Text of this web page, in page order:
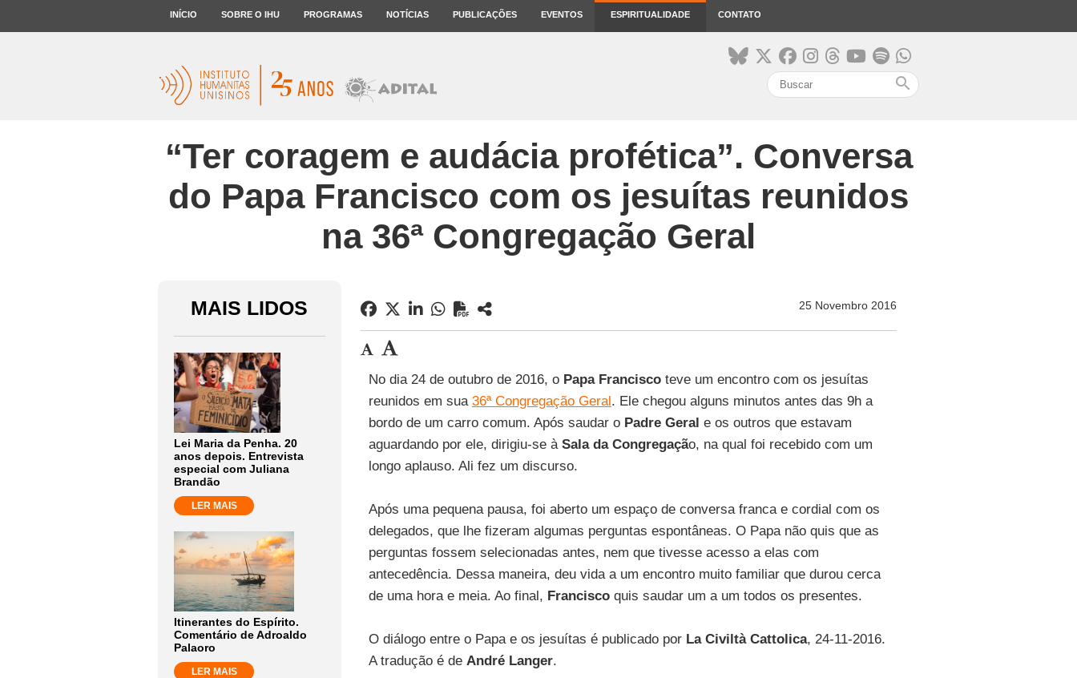
INÍCIO SOBRE O IHU PROGRAMAS NOTÍCIAS PUBLICAÇÕES EVENTOS ESPIRITUALIDADE CONTATO
search
“Ter coragem e audácia profética”. Conversa
do Papa Francisco com os jesuítas reunidos
na 36ª Congregação Geral
MAIS LIDOS
Lei Maria da Penha. 20
anos depois. Entrevista
especial com Juliana
Brandão
LER MAIS
Itinerantes do Espírito.
Comentário de Adroaldo
Palaoro
LER MAIS
25 Novembro 2016
No dia 24 de outubro de 2016, oPapa Franciscoteve um encontro com os jesuítas
reunidos em sua 36ª Congregação Geral. Ele chegou alguns minutos antes das 9h a
bordo de um carro comum. Após saudar o Padre Geral e os outros que estavam
aguardando por ele, dirigiu-se à Sala da Congregação, na qual foi recebido com um
longo aplauso. Ali fez um discurso.
Após uma pequena pausa, foi aberto um espaço de conversa franca e cordial com os
delegados, que lhe fizeram algumas perguntas espontâneas. O Papa não quis que as
perguntas fossem selecionadas antes, nem que tivesse acesso a elas com
antecedência. Dessa maneira, deu vida a um encontro muito familiar que durou cerca
de uma hora e meia. Ao final, Franciscoquis saudar um a um todos os presentes.
O diálogo entre o Papa e os jesuítas é publicado por La Civiltà Cattolica, 24-11-2016.
A tradução é de André Langer.